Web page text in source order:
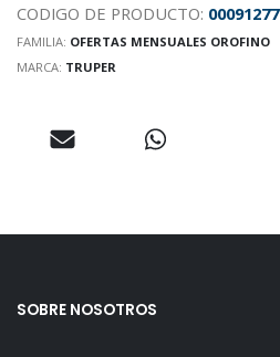
CODIGO DE PRODUCTO: 00091277
FAMILIA: OFERTAS MENSUALES OROFINO
MARCA: TRUPER
SOBRE NOSOTROS